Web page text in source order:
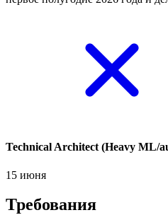
Technical Architect (Heavy ML/
15 июня
Требования